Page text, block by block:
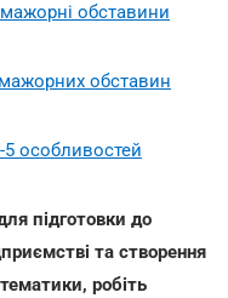
обставини
обставин
особливостей
підготовки до
та створення
робіть